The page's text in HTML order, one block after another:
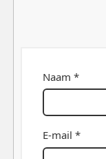
Naam *
E-mail *